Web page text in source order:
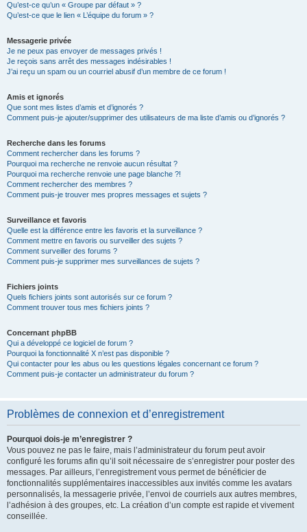
Qu’est-ce qu’un « Groupe par défaut » ?
Qu’est-ce que le lien « L’équipe du forum » ?
Messagerie privée
Je ne peux pas envoyer de messages privés !
Je reçois sans arrêt des messages indésirables !
J’ai reçu un spam ou un courriel abusif d’un membre de ce forum !
Amis et ignorés
Que sont mes listes d’amis et d’ignorés ?
Comment puis-je ajouter/supprimer des utilisateurs de ma liste d’amis ou d’ignorés ?
Recherche dans les forums
Comment rechercher dans les forums ?
Pourquoi ma recherche ne renvoie aucun résultat ?
Pourquoi ma recherche renvoie une page blanche ?!
Comment rechercher des membres ?
Comment puis-je trouver mes propres messages et sujets ?
Surveillance et favoris
Quelle est la différence entre les favoris et la surveillance ?
Comment mettre en favoris ou surveiller des sujets ?
Comment surveiller des forums ?
Comment puis-je supprimer mes surveillances de sujets ?
Fichiers joints
Quels fichiers joints sont autorisés sur ce forum ?
Comment trouver tous mes fichiers joints ?
Concernant phpBB
Qui a développé ce logiciel de forum ?
Pourquoi la fonctionnalité X n’est pas disponible ?
Qui contacter pour les abus ou les questions légales concernant ce forum ?
Comment puis-je contacter un administrateur du forum ?
Problèmes de connexion et d’enregistrement
Pourquoi dois-je m’enregistrer ?
Vous pouvez ne pas le faire, mais l’administrateur du forum peut avoir
configuré les forums afin qu’il soit nécessaire de s’enregistrer pour poster des
messages. Par ailleurs, l’enregistrement vous permet de bénéficier de
fonctionnalités supplémentaires inaccessibles aux invités comme les avatars
personnalisés, la messagerie privée, l’envoi de courriels aux autres membres,
l’adhésion à des groupes, etc. La création d’un compte est rapide et vivement
conseillée.